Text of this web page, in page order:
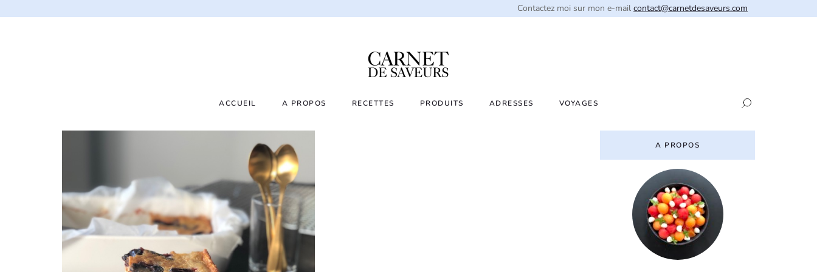
Contactez moi sur mon e-mail contact@carnetdesaveurs.com
ACCUEIL A PROPOS RECETTES PRODUITS ADRESSES VOYAGES
A PROPOS